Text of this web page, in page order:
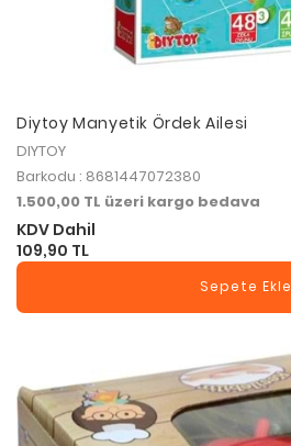
Diytoy Manyetik Ördek Ailesi
DIYTOY
Barkodu : 8681447072380
1.500,00 TL üzeri kargo bedava
KDV Dahil
109,90 TL
Sepete Ekle